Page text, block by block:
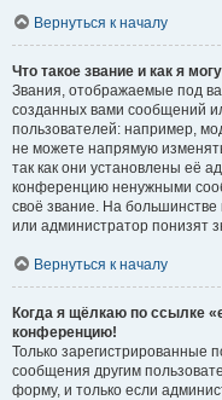
Вернуться к началу
Что такое звание и как я
Звания, отображаемые под
созданных вами сообщений
пользователей: например,
не можете напрямую
так как они установлены её
конференцию ненужными
своё звание. На
или администратор понизят
Вернуться к началу
Когда я щёлкаю по ссылке
конференцию!
Только зарегистрированные
сообщения другим
форму, и только если